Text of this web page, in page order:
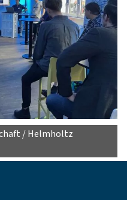
/ Helmholtz